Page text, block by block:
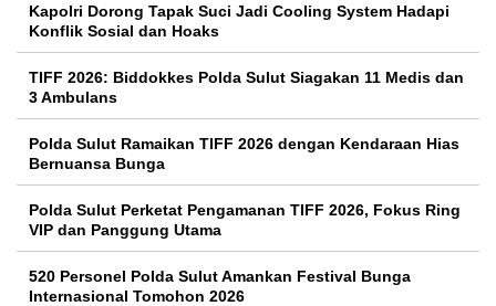
Kapolri Dorong Tapak Suci Jadi Cooling System Hadapi
Konflik Sosial dan Hoaks
TIFF 2026: Biddokkes Polda Sulut Siagakan 11 Medis dan
3 Ambulans
Polda Sulut Ramaikan TIFF 2026 dengan Kendaraan Hias
Bernuansa Bunga
Polda Sulut Perketat Pengamanan TIFF 2026, Fokus Ring
VIP dan Panggung Utama
520 Personel Polda Sulut Amankan Festival Bunga
Internasional Tomohon 2026